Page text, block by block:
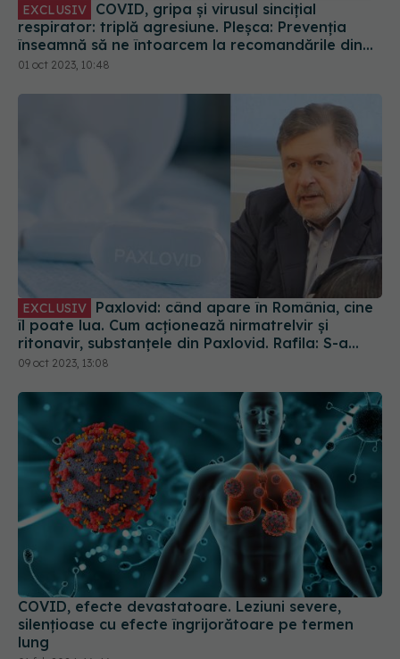
EXCLUSIV
respirator: triplă agresiune. Pleșca: Prevenția
înseamnă să ne întoarcem la recomandările din
timpul pandemiei!
01 oct 2023, 10:48
EXCLUSIV
îl poate lua. Cum acționează nirmatrelvir și
ritonavir, substanțele din Paxlovid. Rafila: S-a
semnat contractul. Va fi disponibil la
09 oct 2023, 13:08
COVID, efecte devastatoare. Leziuni severe,
silențioase cu efecte îngrijorătoare pe termen
lung